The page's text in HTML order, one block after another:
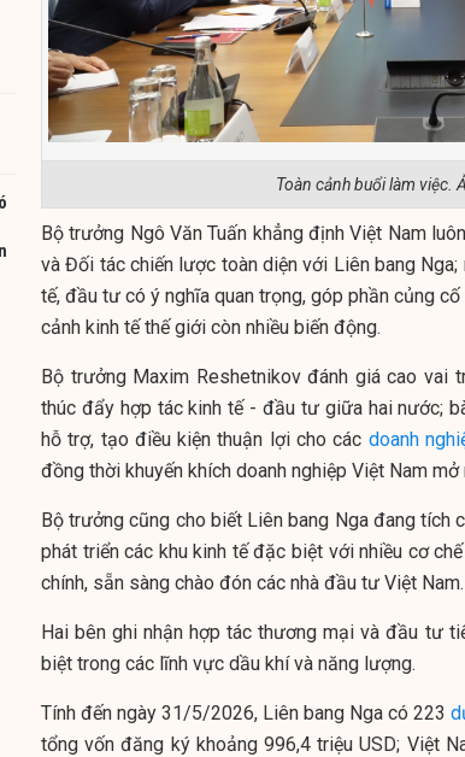
Toàn cảnh buổi làm việc.
Bộ trưởng Ngô Văn Tuấn khẳng định Việt Nam
và Đối tác chiến lược toàn diện với Liên bang
tế, đầu tư có ý nghĩa quan trọng, góp phần củng
cảnh kinh tế thế giới còn nhiều biến động.
Bộ trưởng Maxim Reshetnikov đánh giá cao vai
thúc đẩy hợp tác kinh tế - đầu tư giữa hai nước;
hỗ trợ, tạo điều kiện thuận lợi cho các doanh
đồng thời khuyến khích doanh nghiệp Việt Nam
Bộ trưởng cũng cho biết Liên bang Nga đang
phát triển các khu kinh tế đặc biệt với nhiều cơ
chính, sẵn sàng chào đón các nhà đầu tư Việt Nam.
Hai bên ghi nhận hợp tác thương mại và đầu tư
biệt trong các lĩnh vực dầu khí và năng lượng.
Tính đến ngày 31/5/2026, Liên bang Nga có 223
tổng vốn đăng ký khoảng 996,4 triệu USD; Việt